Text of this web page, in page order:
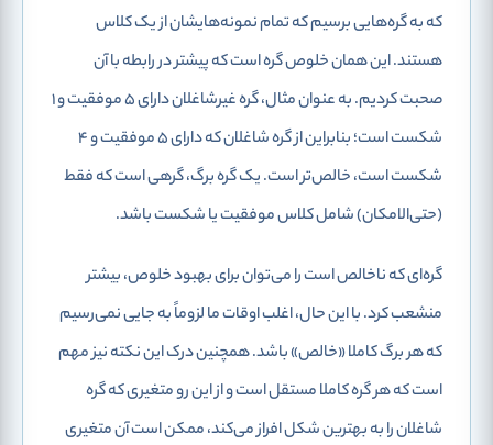
که به گره‌هایی برسیم که تمام نمونه‌هایشان از یک کلاس
هستند. این همان خلوص گره است که پیشتر در رابطه با آن
صحبت کردیم. به عنوان مثال، گره غیرشاغلان دارای 5 موفقیت و 1
شکست است؛ بنابراین از گره شاغلان که دارای 5 موفقیت و 4
شکست است، خالص‌تر است. یک گره برگ، گرهی است که فقط
(حتی‌الامکان) شامل کلاس موفقیت یا شکست باشد.
گره‌ای که ناخالص است را می‌توان برای بهبود خلوص، بیشتر
منشعب کرد. با این حال، اغلب اوقات ما لزوماً به جایی نمی‌رسیم
که هر برگ کاملا «خالص» باشد. همچنین درک این نکته نیز مهم
است که هر گره کاملا مستقل است و از این رو متغیری که گره
شاغلان را به بهترین شکل افراز می‌کند، ممکن است آن متغیری